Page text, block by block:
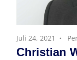
Juli 24, 2021
Christian